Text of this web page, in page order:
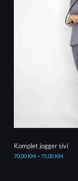
Komplet jogger sivi
70,00 KM–75,00 KM